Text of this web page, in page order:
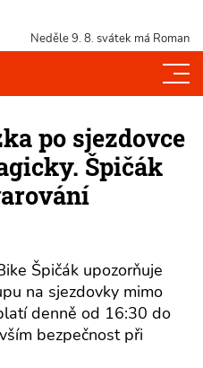
Neděle 9. 8. svátek má Roman
po sjezdovce
Špičák
Špičák upozorňuje
na sjezdovky mimo
denně od 16:30 do
bezpečnost při